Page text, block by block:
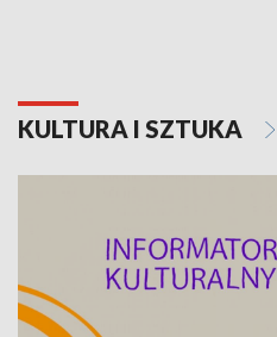
KULTURA I SZTUKA